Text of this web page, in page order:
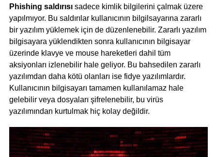
Phishing saldırısısadece kimlik bilgilerini çalmak üzere
yapılmıyor. Bu saldırılar kullanıcının bilgilsayarına zararlı
bir yazılım yüklemek için de düzenlenebilir. Zararlı yazılım
bilgisayara yüklendikten sonra kullanıcının bilgisayar
üzerinde klavye ve mouse hareketleri dahil tüm
aksiyonları izlenebilir hale geliyor. Bu bahsedilen zararlı
yazılımdan daha kötü olanları ise fidye yazılımlardır.
Kullanıcının bilgisayarı tamamen kullanılamaz hale
gelebilir veya dosyaları şifrelenebilir, bu virüs
yazılımından kurtulmak hiç kolay değildir.